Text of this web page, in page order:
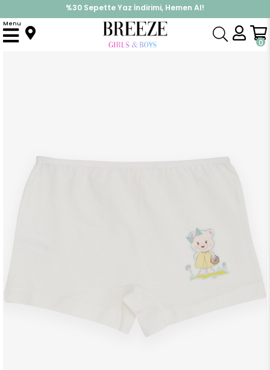
%30 Sepette Yaz İndirimi, Hemen Al!
İndirimlere ek %10 İndirimi Kap, Hemen Üye Ol!
0
Menu
Anasayfa Pijama & İç Giyim KIZ İç Giyim Kız Çocuk Boxer Sevimli Ayıcık Baskılı Ekru (7 Yaş)